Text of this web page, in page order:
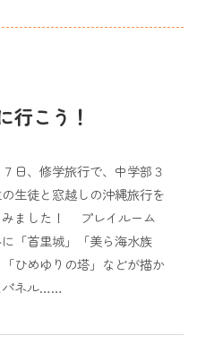
こう！
７日、修学旅行で、中学部３
生徒と窓越しの沖縄旅行を
みました！ プレイルーム
「首里城」「美ら海水族
ひめゆりの塔」などが描か
パネル……